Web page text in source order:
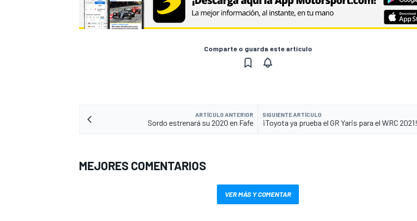
Comparte o guarda este artículo
ARTÍCULO ANTERIOR
Sordo estrenará su 2020 en Fafe
SIGUIENTE ARTÍCULO
¡Toyota ya prueba el GR Yaris para el WRC 2021!
MEJORES COMENTARIOS
VER MÁS Y COMENTAR